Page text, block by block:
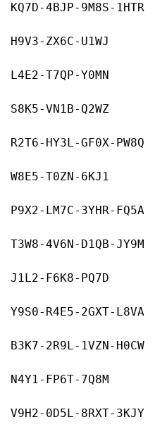
KQ7D-4BJP-9M8S-1HTR
H9V3-ZX6C-U1WJ
L4E2-T7QP-Y0MN
S8K5-VN1B-Q2WZ
R2T6-HY3L-GF0X-PW8Q
W8E5-T0ZN-6KJ1
P9X2-LM7C-3YHR-FQ5A
T3W8-4V6N-D1QB-JY9M
J1L2-F6K8-PQ7D
Y9S0-R4E5-2GXT-L8VA
B3K7-2R9L-1VZN-H0CW
N4Y1-FP6T-7Q8M
V9H2-0D5L-8RXT-3KJY